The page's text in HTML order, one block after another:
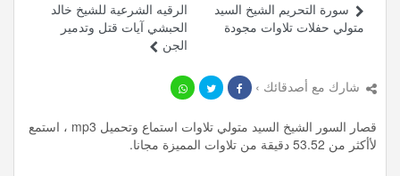
الرقيه الشرعية للشيخ خالد
الحبشي آيات قتل وتدمير
الجن
سورة التحريم الشيخ السيد
متولي حفلات تلاوات مجودة
شارك مع أصدقائك ›
قصار السور الشيخ السيد متولي تلاوات استماع وتحميل mp3 ، استمع
لأأكثر من 53.52 دقيقة من تلاوات المميزة مجانا.